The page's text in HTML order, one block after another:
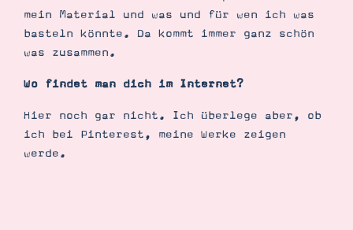
mein Material und was und für wen ich was
basteln könnte. Da kommt immer ganz schön
was zusammen.
Wo findet man dich im Internet?
Hier noch gar nicht. Ich überlege aber, ob
ich bei Pinterest, meine Werke zeigen
werde.